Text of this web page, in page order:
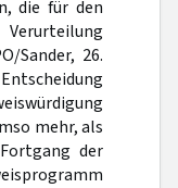
die für den
Sander, 26.
mehr, als
der